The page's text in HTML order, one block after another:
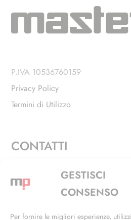
GESTISCI
CONSENSO
Per fornire le migliori esperienze,
P.IVA 10536760159
Privacy Policy
Termini di Utilizzo
CONTATTI
Via Alfieri, 27 - Trezzano Sul
+39 02 4846 3155